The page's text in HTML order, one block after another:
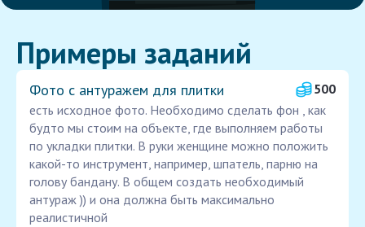
Примеры заданий
Фото с антуражем для плитки
500
есть исходное фото. Необходимо сделать фон , как
будто мы стоим на объекте, где выполняем работы
по укладки плитки. В руки женщине можно положить
какой-то инструмент, например, шпатель, парню на
голову бандану. В общем создать необходимый
антураж )) и она должна быть максимально
реалистичной